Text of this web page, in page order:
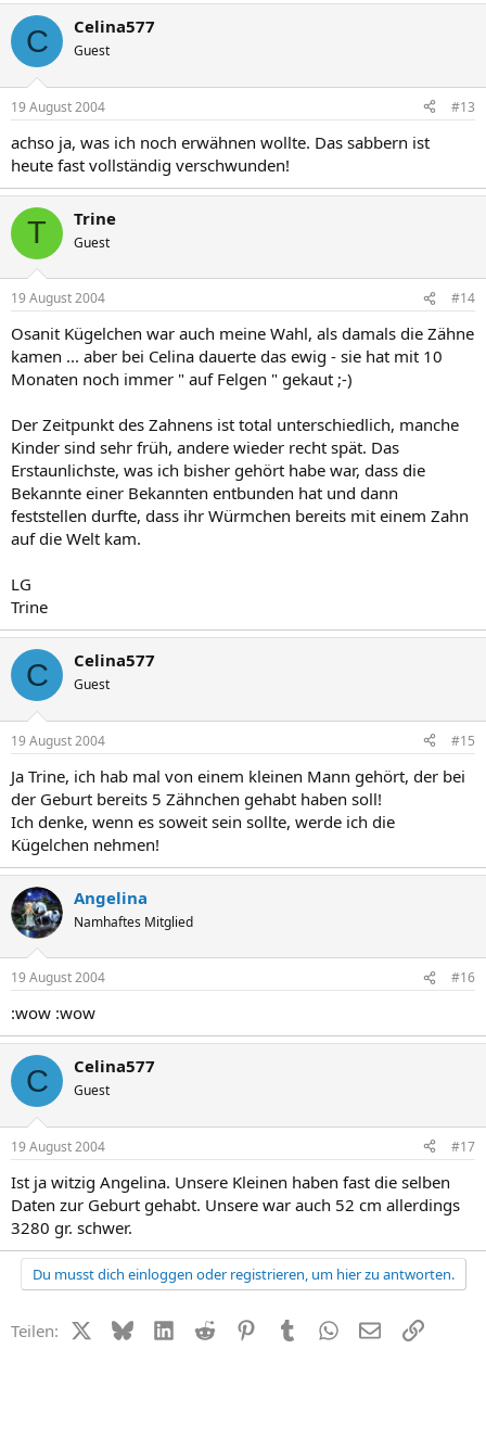
C Celina577
Guest
19 August 2004 #13
achso ja, was ich noch erwähnen wollte. Das sabbern ist
heute fast vollständig verschwunden!
T Trine
Guest
19 August 2004 #14
Osanit Kügelchen war auch meine Wahl, als damals die Zähne
kamen ... aber bei Celina dauerte das ewig - sie hat mit 10
Monaten noch immer " auf Felgen " gekaut ;-)
Der Zeitpunkt des Zahnens ist total unterschiedlich, manche
Kinder sind sehr früh, andere wieder recht spät. Das
Erstaunlichste, was ich bisher gehört habe war, dass die
Bekannte einer Bekannten entbunden hat und dann
feststellen durfte, dass ihr Würmchen bereits mit einem Zahn
auf die Welt kam.
LG
Trine
C Celina577
Guest
19 August 2004 #15
Ja Trine, ich hab mal von einem kleinen Mann gehört, der bei
der Geburt bereits 5 Zähnchen gehabt haben soll!
Ich denke, wenn es soweit sein sollte, werde ich die
Kügelchen nehmen!
Angelina
Namhaftes Mitglied
19 August 2004 #16
:wow :wow
C Celina577
Guest
19 August 2004 #17
Ist ja witzig Angelina. Unsere Kleinen haben fast die selben
Daten zur Geburt gehabt. Unsere war auch 52 cm allerdings
3280 gr. schwer.
Du musst dich einloggen oder registrieren, um hier zu antworten.
Teilen: X (Twitter)
BlueskyLinkedIn
Reddit PinterestTumblr WhatsApp
E-MailLink